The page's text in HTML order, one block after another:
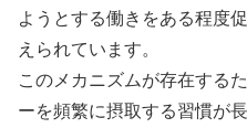
ようとする働きをある程度
えられています。
このメカニズムが存在する
ーを頻繁に摂取する習慣が